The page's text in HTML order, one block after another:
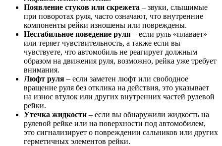
Появление стуков или скрежета – звуки, слышимые
при поворотах руля, часто означают, что внутренние
компоненты рейки изношены или повреждены.
Нестабильное поведение руля – если руль «плавает»
или теряет чувствительность, а также если вы
чувствуете, что автомобиль не реагирует должным
образом на движения руля, возможно, рейка уже требует
внимания.
Люфт руля – если заметен люфт или свободное
вращение руля без отклика на действия, это указывает
на износ втулок или других внутренних частей рулевой
рейки.
Утечка жидкости – если вы обнаружили жидкость на
рулевой рейке или на поверхности под автомобилем,
это сигнализирует о повреждении сальников или других
герметичных элементов рейки.